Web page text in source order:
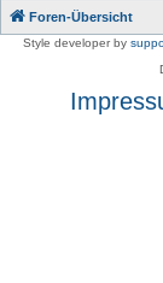
Foren-Übersicht
Style developer by